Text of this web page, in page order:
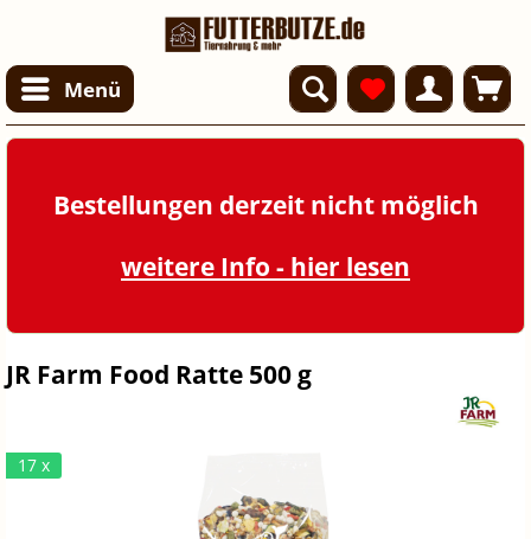
Menü
Bestellungen derzeit nicht möglich
weitere Info - hier lesen
JR Farm Food Ratte 500 g
17 x